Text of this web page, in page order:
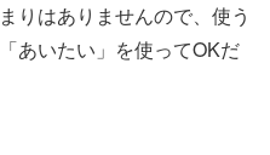
りはありませんので、使う
あいたい」を使ってOKだ